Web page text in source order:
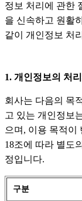
정보 처리에 관한
을 신속하고 원활
같이 개인정보 처
1. 개인정보의 처
회사는 다음의 목
고 있는 개인정보
으며, 이용 목적이
18조에 따라 별도
정입니다.
구분